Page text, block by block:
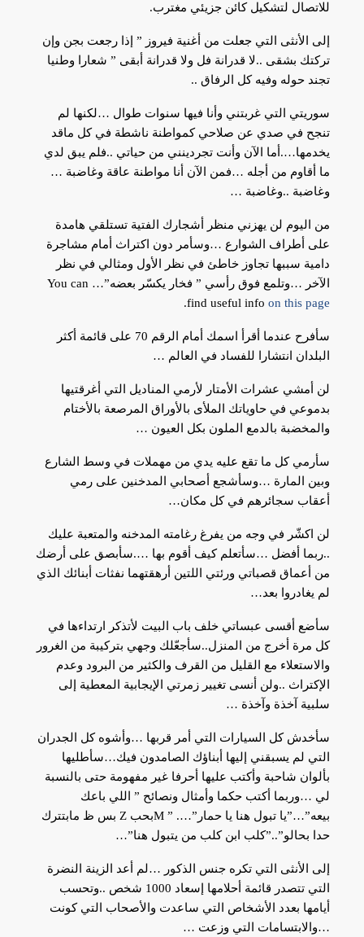
للاتصال لتشكيل كائن جزيئي مغترب.
إلى الأنثى التي جعلت من أغنية فيروز ” إذا رجعت بجن وإن
تركتك بشقى ..لا قدرانة فل ولا قدرانة أبقى ” شعارا وطنيا
تجند حوله وفيه كل الرفاق ..
سوريتي التي غربتني وأنا فيها سنوات طوال …لكنها لم
تنجح في صدي عن صلاحي كمواطنة ناشطة في كل ماقد
يخدمها….أما الآن وأنت تجردينني من حياتي ..فلم يبق لدي
ما أقاوم من أجله …فمن الآن أنا مواطنة عاقة وغاضبة …
وغاضبة ..وغاضبة …
من اليوم لن يهزني منظر أشجارك الفتية تستلقي هامدة
على أطراف الشوارع …وسأمر دون اكتراث أمام مشاجرة
دامية سببها تجاوز خاطئ في نظر الأول ومثالي في نظر
الآخر …وتلمع فوق رأسي ” فخار يكسّر بعضه”… You can
find useful info on this page
.
سأفرح عندما أقرأ اسمك أمام الرقم 70 على قائمة أكثر
البلدان انتشارا للفساد في العالم …
لن أمشي عشرات الأمتار لأرمي المناديل التي أغرقتيها
بدموعي في حاوياتك الملأى بالأوراق المرصعة بالأختام
والمخضبة بالدمع الملون بكل العيون …
سأرمي كل ما تقع عليه يدي من مهملات في وسط الشارع
وبين المارة …وسأشجع أصحابي المدخنين على رمي
أعقاب سجائرهم في كل مكان…
لن اكشّر في وجه من يفرغ رغامته المدخنه والمتعبة عليك
..ربما أفضل …سأتعلم كيف أقوم بها ….سأبصق على أرضك
من أعماق قصباتي ورئتي اللتين أرهقتهما نفثات أبنائك الذي
لم يغادروا بعد…
سأضع أقسى عبساتي خلف باب البيت لأتذكر ارتداءها في
كل مرة أخرج من المنزل..سأجعّلك وجهي بتركيبة من الغرور
والاستعلاء مع القليل من القرف والكثير من البرود وعدم
الإكتراث ..ولن أنسى تغيير زمرتي الإيجابية المعطية إلى
سلبية آخذة وآخذة …
سأخدش كل السيارات التي أمر قربها …وأشوه كل الجدران
التي لم يسبقني إليها أبناؤك الصامدون فيك…سأطليها
بألوان شاحبة وأكتب عليها أحرفا غير مفهومة حتى بالنسبة
لي …وربما أكتب حكما وأمثال ونصائح ” اللي باعك
بيعه”…”يا تبول هنا يا حمار”…. ” Mبحب Z بس ظ مابتترك
حدا بحالو”..”كلب ابن كلب من يتبول هنا”…
إلى الأنثى التي تكره جنس الذكور …لم أعد الزينة النضرة
التي تتصدر قائمة أحلامها إسعاد 1000 شخص ..وتحسب
أيامها بعدد الأشخاص التي ساعدت والأصحاب التي كونت
…والابتسامات التي وزعت …